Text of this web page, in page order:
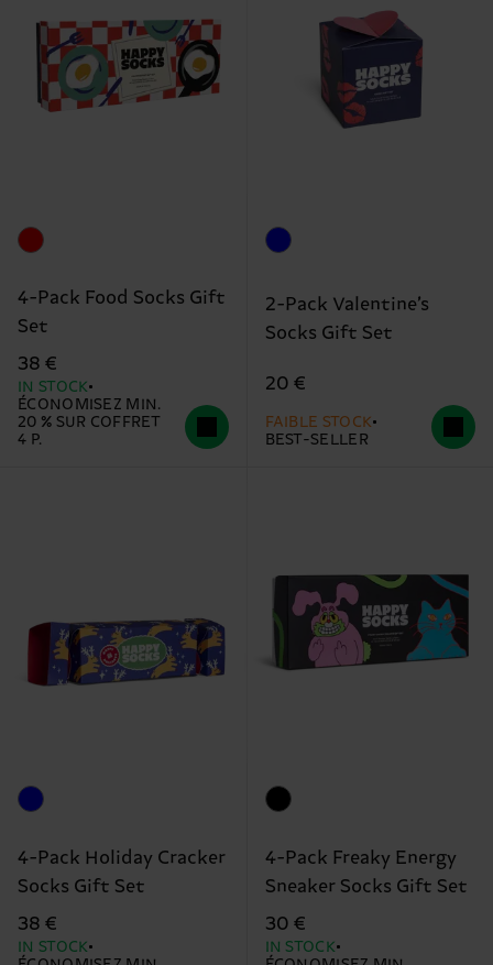
4-Pack Food Socks Gift
Set
38 €
IN STOCK
ÉCONOMISEZ MIN.
20 % SUR COFFRET
4 P.
2-Pack Valentine’s
Socks Gift Set
20 €
FAIBLE STOCK
BEST-SELLER
4-Pack Holiday Cracker
Socks Gift Set
38 €
IN STOCK
4-Pack Freaky Energy
Sneaker Socks Gift Set
30 €
IN STOCK